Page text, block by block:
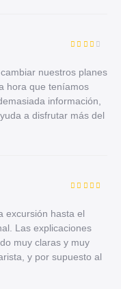
nuestros planes
hora que teníamos
información,
a disfrutar más del
excursión hasta el
Las explicaciones
muy claras y muy
y por supuesto al